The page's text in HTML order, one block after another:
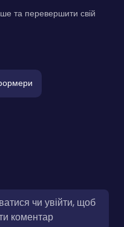
та перевершити свій
чи увійти, щоб
коментар